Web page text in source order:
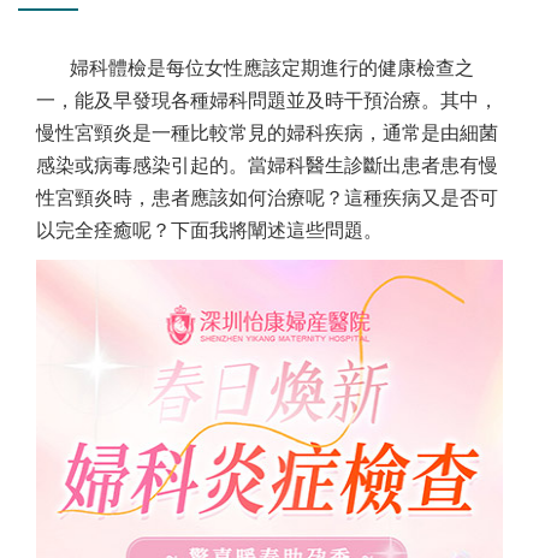
婦科體檢是每位女性應該定期進行的健康檢查之
一，能及早發現各種婦科問題並及時干預治療。其中，
慢性宮頸炎是一種比較常見的婦科疾病，通常是由細菌
感染或病毒感染引起的。當婦科醫生診斷出患者患有慢
性宮頸炎時，患者應該如何治療呢？這種疾病又是否可
以完全痊癒呢？下面我將闡述這些問題。